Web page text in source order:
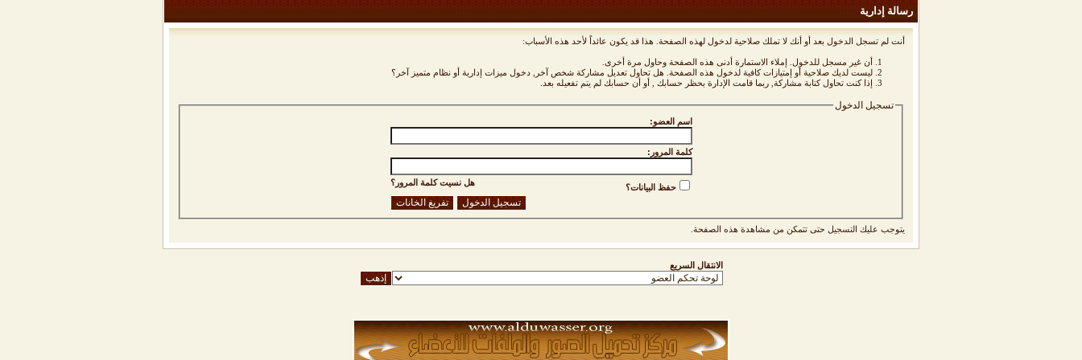
رسالة إدارية
أنت لم تسجل الدخول بعد أو أنك لا تملك صلاحية لدخول لهذه الصفحة. هذا قد يكون عائداً لأحد هذه الأسباب:
أن غير مسجل للدخول. إملاء الاستمارة أدنى هذه الصفحة وحاول مرة أخرى.
ليست لديك صلاحية أو إمتيازات كافية لدخول هذه الصفحة. هل تحاول تعديل مشاركة شخص آخر, دخول ميزات إدارية أو نظام متميز آخر؟
إذا كنت تحاول كتابة مشاركة, ربما قامت الإدارة بحظر حسابك , أو أن حسابك لم يتم تفعيله بعد.
تسجيل الدخول
اسم العضو:
كلمة المرور:
هل نسيت كلمة المرور؟ حفظ البيانات؟
يتوجب عليك التسجيل حتى تتمكن من مشاهدة هذه الصفحة.
الانتقال السريع